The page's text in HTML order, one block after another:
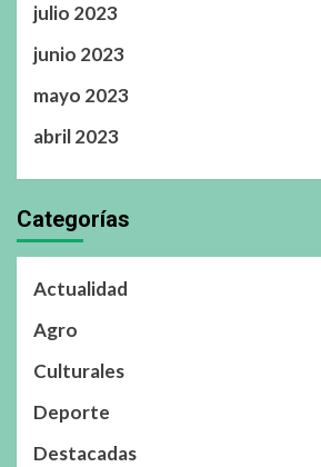
julio 2023
junio 2023
mayo 2023
abril 2023
Categorías
Actualidad
Agro
Culturales
Deporte
Destacadas